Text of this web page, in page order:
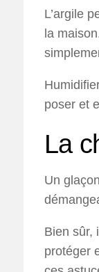
L’argile
la
poser et
La
Un
Bien sûr,
protéger